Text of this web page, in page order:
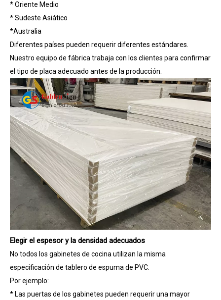
* Oriente Medio
* Sudeste Asiático
*Australia
Diferentes países pueden requerir diferentes estándares.
Nuestro equipo de fábrica trabaja con los clientes para confirmar
el tipo de placa adecuado antes de la producción.
Elegir el espesor y la densidad adecuados
No todos los gabinetes de cocina utilizan la misma
especificación de tablero de espuma de PVC.
Por ejemplo:
* Las puertas de los gabinetes pueden requerir una mayor